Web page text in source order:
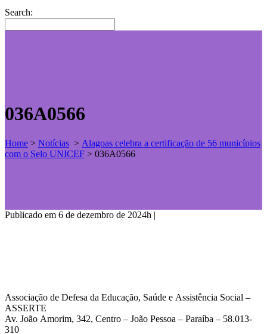
Search:
036A0566
Home > Notícias > Alagoas celebra a certificação de 56 municípios
com o Selo UNICEF > 036A0566
Publicado em 6 de dezembro de 2024h |
Associação de Defesa da Educação, Saúde e Assistência Social –
ASSERTE
Av. João Amorim, 342, Centro – João Pessoa – Paraíba – 58.013-
310